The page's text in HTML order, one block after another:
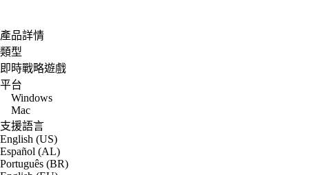
產品詳情
類型
即時戰略遊戲
平台
Windows
Mac
支援語言
English (US)
Español (AL)
Português (BR)